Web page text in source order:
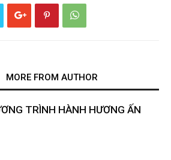
MORE FROM AUTHOR
TRÌNH HÀNH HƯƠNG ẤN